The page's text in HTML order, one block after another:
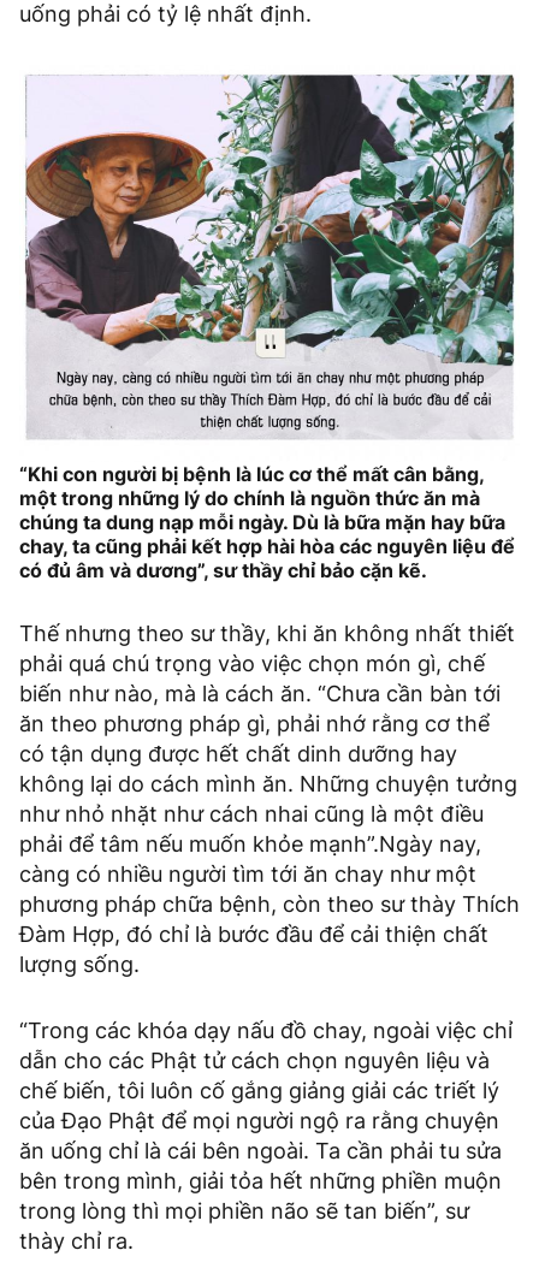
uống phải có tỷ lệ nhất định.
“Khi con người bị bệnh là lúc cơ thể mất cân bằng,
một trong những lý do chính là nguồn thức ăn mà
chúng ta dung nạp mỗi ngày. Dù là bữa mặn hay bữa
chay, ta cũng phải kết hợp hài hòa các nguyên liệu để
có đủ âm và dương”, sư thầy chỉ bảo cặn kẽ.
Thế nhưng theo sư thầy, khi ăn không nhất thiết
phải quá chú trọng vào việc chọn món gì, chế
biến như nào, mà là cách ăn. “Chưa cần bàn tới
ăn theo phương pháp gì, phải nhớ rằng cơ thể
có tận dụng được hết chất dinh dưỡng hay
không lại do cách mình ăn. Những chuyện tưởng
như nhỏ nhặt như cách nhai cũng là một điều
phải để tâm nếu muốn khỏe mạnh”.Ngày nay,
càng có nhiều người tìm tới ăn chay như một
phương pháp chữa bệnh, còn theo sư thày Thích
Đàm Hợp, đó chỉ là bước đầu để cải thiện chất
lượng sống.
“Trong các khóa dạy nấu đồ chay, ngoài việc chỉ
dẫn cho các Phật tử cách chọn nguyên liệu và
chế biến, tôi luôn cố gắng giảng giải các triết lý
của Đạo Phật để mọi người ngộ ra rằng chuyện
ăn uống chỉ là cái bên ngoài. Ta cần phải tu sửa
bên trong mình, giải tỏa hết những phiền muộn
trong lòng thì mọi phiền não sẽ tan biến”, sư
thày chỉ ra.